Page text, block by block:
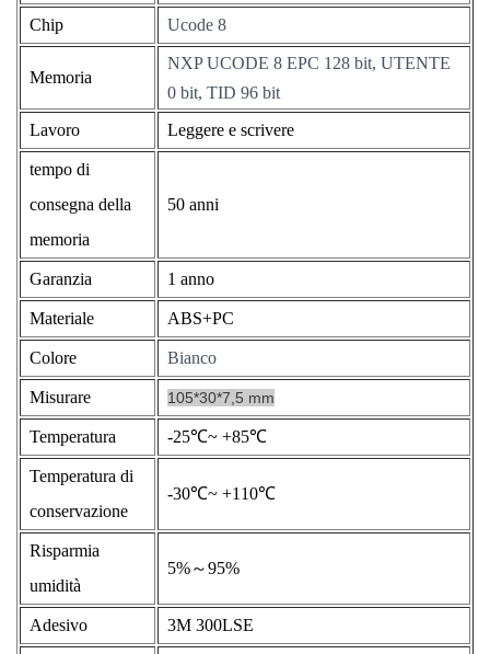
Chip Ucode 8
Memoria
NXP UCODE 8 EPC 128 bit, UTENTE
0 bit, TID 96 bit
Lavoro
Leggere e scrivere
tempo di
consegna della
memoria
50 anni
Garanzia 1 anno
Materiale ABS+PC
Colore Bianco
Misurare 105*30*7,5 mm
Temperatura -25℃~ +85℃
Temperatura di
conservazione
-30℃~ +110℃
Risparmia
umidità
5%～95%
Adesivo 3M 300LSE